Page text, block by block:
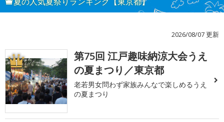
2026/08/07 更新
1
第75回 江戸趣味納涼大会うえ
の夏まつり／東京都
老若男女問わず家族みんなで楽しめるうえ
の夏まつり